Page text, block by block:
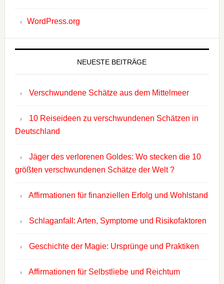
WordPress.org
NEUESTE BEITRÄGE
Verschwundene Schätze aus dem Mittelmeer
10 Reiseideen zu verschwundenen Schätzen in
Deutschland
Jäger des verlorenen Goldes: Wo stecken die 10
größten verschwundenen Schätze der Welt ?
Affirmationen für finanziellen Erfolg und Wohlstand
Schlaganfall: Arten, Symptome und Risikofaktoren
Geschichte der Magie: Ursprünge und Praktiken
Affirmationen für Selbstliebe und Reichtum